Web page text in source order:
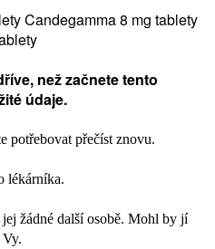
Candegamma 8 mg tablety
než začnete tento
údaje.
potřebovat přečíst znovu.
lékárníka.
žádné další osobě. Mohl by jí